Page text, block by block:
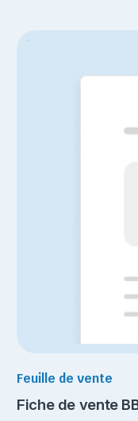
Feuille de vente
Fiche de vente